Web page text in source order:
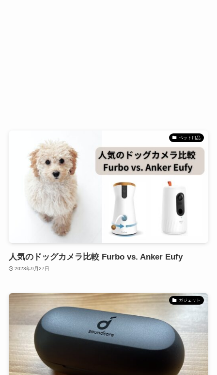
ペット用品
人気のドッグカメラ比較 Furbo vs. Anker Eufy
2023年9月27日
ガジェット